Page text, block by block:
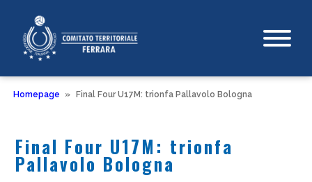
Homepage » Final Four U17M: trionfa Pallavolo Bologna
Final Four U17M: trionfa
Pallavolo Bologna